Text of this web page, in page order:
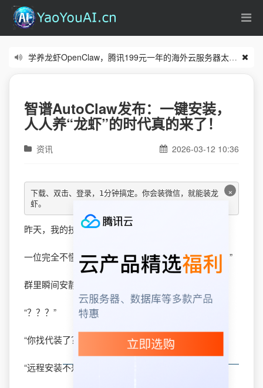
零基础从入门到实操的n8n课程看这里(06/18)
智谱AutoClaw发布：一键安装，
人人养“龙虾”的时代真的来了！
资讯 2026-03-12 10:36
下载、双击、登录，1分钟搞定。你会装微信，就能装龙
虾。
昨天，我的技术群里炸了。
一位完全不懂编程的朋友发来截图：“我装好龙虾了。”
群里瞬间安静三秒，然后刷屏：
“？？？”
“你找代装了？花了多少钱？”
“远程安装不是要500块吗？”
×